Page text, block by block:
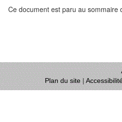
Ce document est paru au sommaire
Plan du site|